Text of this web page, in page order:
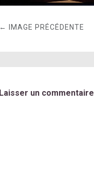
← IMAGE PRÉCÉDENTE
Laisser un commentaire